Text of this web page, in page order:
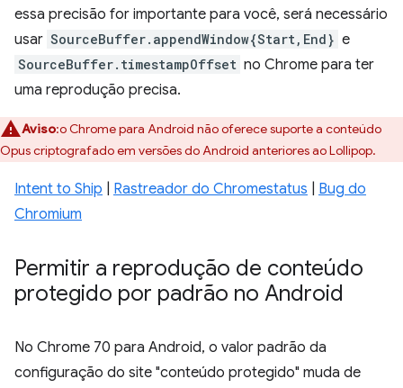
essa precisão for importante para você, será necessário
usar SourceBuffer.appendWindow{Start,End} e
SourceBuffer.timestampOffset no Chrome para ter
uma reprodução precisa.
Aviso:o Chrome para Android não oferece suporte a conteúdo
Opus criptografado em versões do Android anteriores ao Lollipop.
Intent to Ship Rastreador do Chromestatus
Bug do
Chromium
Permitir a reprodução de conteúdo
protegido por padrão no Android
No Chrome 70 para Android, o valor padrão da
configuração do site "conteúdo protegido" muda de